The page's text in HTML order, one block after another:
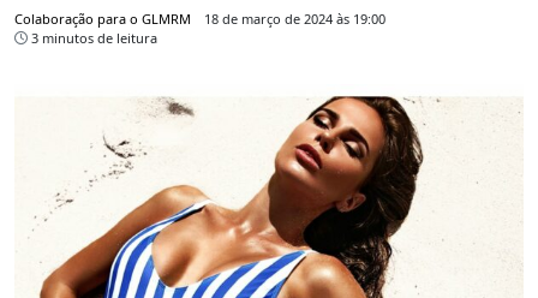
Colaboração para o GLMRM
18 de março de 2024 às 19:00
3 minutos de leitura